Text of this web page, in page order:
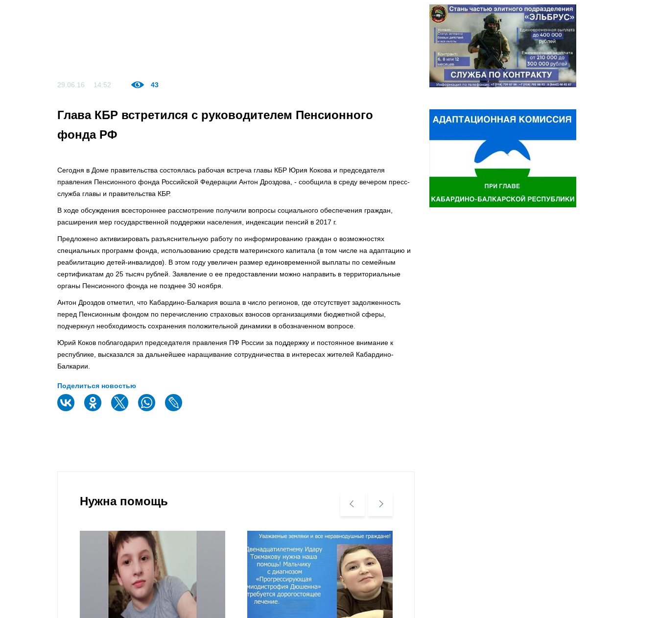
29.06.16 14:52 43
Глава КБР встретился с руководителем Пенсионного
фонда РФ
Сегодня в Доме правительства состоялась рабочая встреча главы КБР Юрия Кокова и председателя
правления Пенсионного фонда Российской Федерации Антон Дроздова, - сообщила в среду вечером пресс-
служба главы и правительства КБР.
В ходе обсуждения всестороннее рассмотрение получили вопросы социального обеспечения граждан,
расширения мер государственной поддержки населения, индексации пенсий в 2017 г.
Предложено активизировать разъяснительную работу по информированию граждан о возможностях
специальных программ фонда, использованию средств материнского капитала (в том числе на адаптацию и
реабилитацию детей-инвалидов). В этом году увеличен размер единовременной выплаты по семейным
сертификатам до 25 тысяч рублей. Заявление о ее предоставлении можно направить в территориальные
органы Пенсионного фонда не позднее 30 ноября.
Антон Дроздов отметил, что Кабардино-Балкария вошла в число регионов, где отсутствует задолженность
перед Пенсионным фондом по перечислению страховых взносов организациями бюджетной сферы,
подчеркнул необходимость сохранения положительной динамики в обозначенном вопросе.
Юрий Коков поблагодарил председателя правления ПФ России за поддержку и постоянное внимание к
республике, высказался за дальнейшее наращивание сотрудничества в интересах жителей Кабардино-
Балкарии.
Поделиться новостью
Нужна помощь